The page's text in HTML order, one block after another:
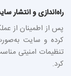
راه‌اندازی و انتشار
پس از اطمینان از
کرده و سایت
تنظیمات امنیتی
کرد.